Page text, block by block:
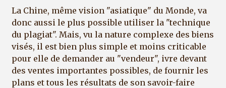
La Chine, même vision "asiatique" du Monde, va
donc aussi le plus possible utiliser la "technique
du plagiat". Mais, vu la nature complexe des biens
visés, il est bien plus simple et moins criticable
pour elle de demander au "vendeur", ivre devant
des ventes importantes possibles, de fournir les
plans et tous les résultats de son savoir-faire